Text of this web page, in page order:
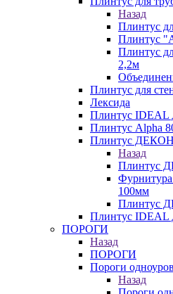
Назад
Плинтус
Плинтус
Плинтус
2,2м
Плинтус для
Лексида
Плинтус IDEAL
Плинтус Alpha
Плинтус
Назад
Плинтус
100мм
Плинтус
Плинтус IDEAL
ПОРОГИ
Назад
ПОРОГИ
Пороги
Назад